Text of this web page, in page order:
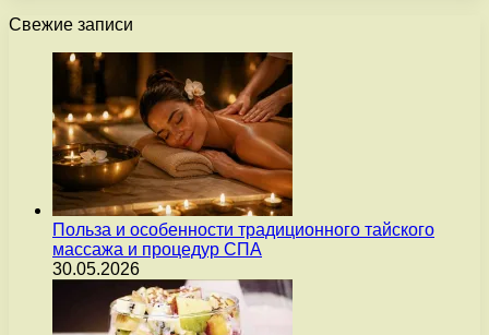
Свежие записи
Польза и особенности традиционного тайского
массажа и процедур СПА
30.05.2026